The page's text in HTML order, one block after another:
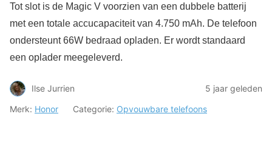
Tot slot is de Magic V voorzien van een dubbele batterij
met een totale accucapaciteit van 4.750 mAh. De telefoon
ondersteunt 66W bedraad opladen. Er wordt standaard
een oplader meegeleverd.
Ilse Jurrien
5 jaar geleden
Merk: Honor Categorie: Opvouwbare telefoons